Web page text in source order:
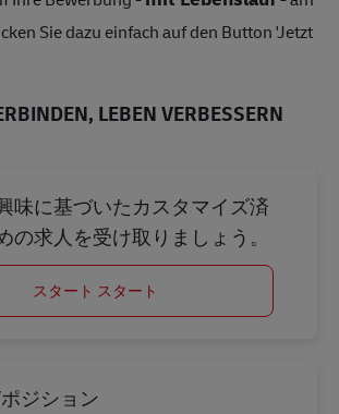
Sie dazu einfach auf den Button 'Jetzt
LEBEN VERBESSERN
味に基づいたカスタマイズ済
の求人を受け取りましょう。
スタート スタート
ジション